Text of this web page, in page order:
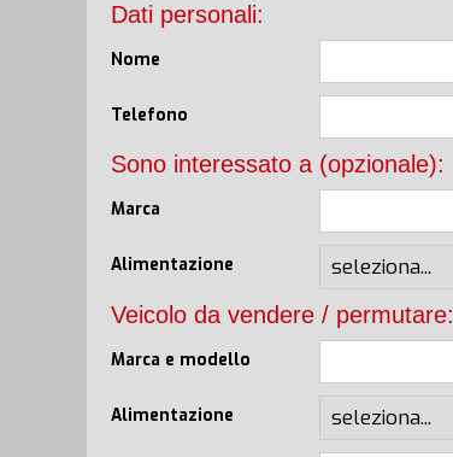
Dati personali:
Nome
Telefono
Sono interessato a (opzionale):
Marca
Alimentazione
Veicolo da vendere / permutare:
Marca e modello
Alimentazione